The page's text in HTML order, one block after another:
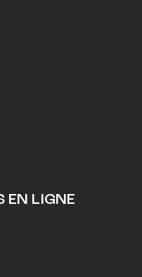
EN LIGNE